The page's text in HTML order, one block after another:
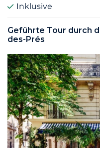
Inklusive
Geführte Tour durch
des-Prés